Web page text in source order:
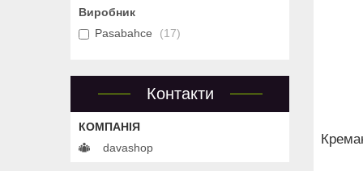
Виробник
Pasabahce
17
Контакти
davashop